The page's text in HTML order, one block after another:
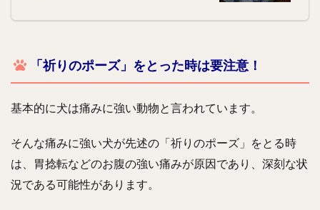
「祈りのポーズ」をとった時は要注意！
基本的に犬は痛みに強い動物と言われています。
そんな痛みに強い犬が先述の「祈りのポーズ」をとる時
は、胃捻転などのお腹の強い痛みが原因であり、深刻な状
況である可能性があります。